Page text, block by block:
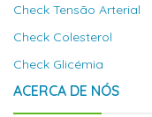
Check Tensão Arterial
Check Colesterol
Check Glicémia
ACERCA DE NÓS